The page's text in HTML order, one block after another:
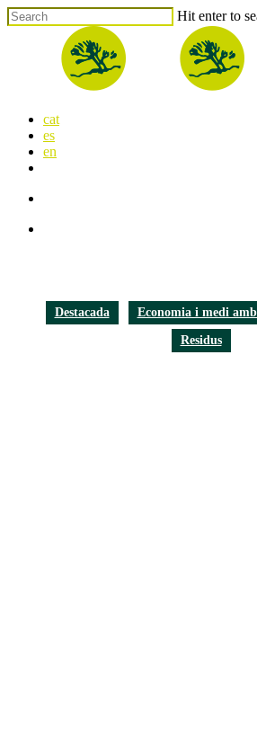
Skip
to
Hit enter to
search
Menu
cat
es
en
Destacada Economia i medi
Residus